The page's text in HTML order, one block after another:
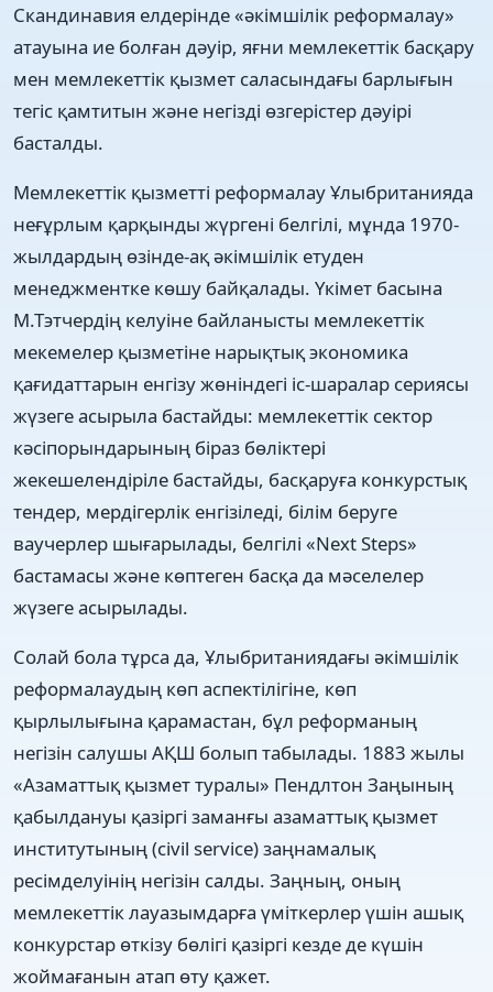
Скандинавия елдерінде «əкімшілік реформалау»
атауына ие болған дəуір, яғни мемлекеттік басқару
мен мемлекеттік қызмет саласындағы барлығын
тегіс қамтитын жəне негізді өзгерістер дəуірі
басталды.
Мемлекеттік қызметті реформалау Ұлыбританияда
неғұрлым қарқынды жүргені белгілі, мұнда 1970-
жылдардың өзінде-ақ əкімшілік етуден
менеджментке көшу байқалады. Үкімет басына
М.Тэтчердің келуіне байланысты мемлекеттік
мекемелер қызметіне нарықтық экономика
қағидаттарын енгізу жөніндегі іс-шаралар сериясы
жүзеге асырыла бастайды: мемлекеттік сектор
кəсіпорындарының біраз бөліктері
жекешелендіріле бастайды, басқаруға конкурстық
тендер, мердігерлік енгізіледі, білім беруге
ваучерлер шығарылады, белгілі «Next Steps»
бастамасы жəне көптеген басқа да мəселелер
жүзеге асырылады.
Солай бола тұрса да, Ұлыбританиядағы əкімшілік
реформалаудың көп аспектілігіне, көп
қырлылығына қарамастан, бұл реформаның
негізін салушы АҚШ болып табылады. 1883 жылы
«Азаматтық қызмет туралы» Пендлтон Заңының
қабылдануы қазіргі заманғы азаматтық қызмет
институтының (civil service) заңнамалық
ресімделуінің негізін салды. Заңның, оның
мемлекеттік лауазымдарға үміткерлер үшін ашық
конкурстар өткізу бөлігі қазіргі кезде де күшін
жоймағанын атап өту қажет.